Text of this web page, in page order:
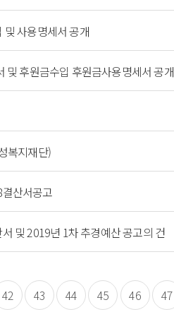
사용명세서 공개
및 후원금수입 후원금사용명세서 공개
복지재단)
산서공고
및 2019년 1차 추경예산 공고의 건
42 43 44 45 46 47